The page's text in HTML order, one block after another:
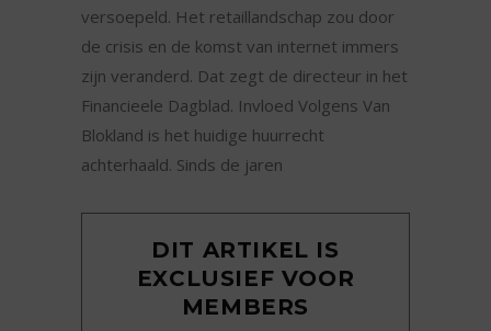
versoepeld. Het retaillandschap zou door
de crisis en de komst van internet immers
zijn veranderd. Dat zegt de directeur in het
Financieele Dagblad. Invloed Volgens Van
Blokland is het huidige huurrecht
achterhaald. Sinds de jaren
DIT ARTIKEL IS
EXCLUSIEF VOOR
MEMBERS